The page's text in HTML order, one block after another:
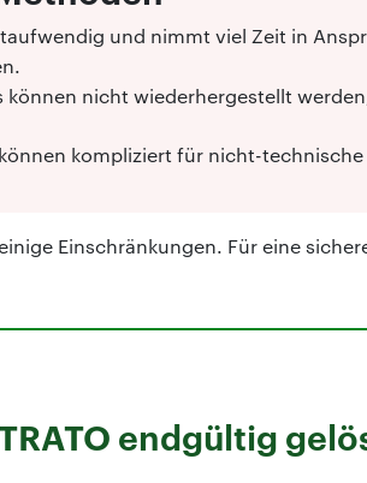
und nimmt viel Zeit in
nicht wiederhergestellt
kompliziert für nicht-
Einschränkungen. Für eine
endgültig